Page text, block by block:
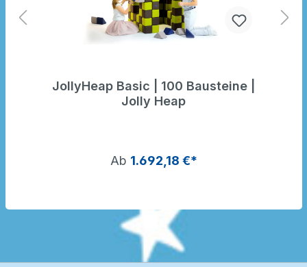
JollyHeap Basic | 100 Bausteine |
Jolly Heap
Ab 1.692,18 €*